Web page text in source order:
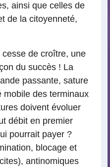
ainsi que celles de
de la citoyenneté,
de croître, une
du succès ! La
passante, sature
mobile des terminaux
doivent évoluer
débit en premier
pourrait payer ?
blocage et
antinomiques